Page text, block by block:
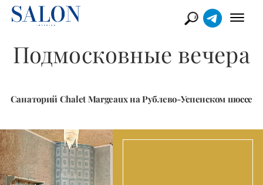
Подмосковные вечера
Санаторий Chalet Margeaux на Рублево-Успенском шоссе